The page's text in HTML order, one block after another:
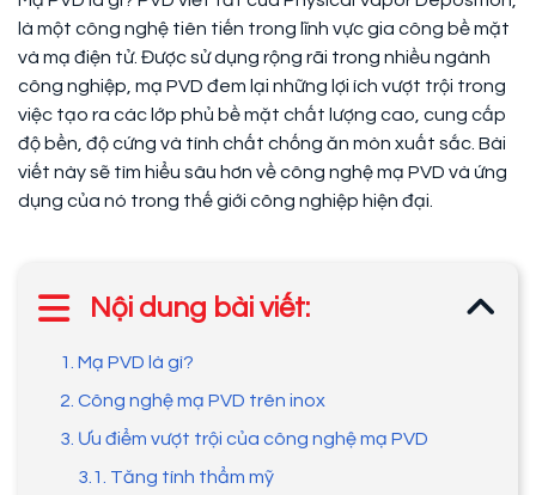
là một công nghệ tiên tiến trong lĩnh vực gia công bề mặt
và mạ điện tử. Được sử dụng rộng rãi trong nhiều ngành
công nghiệp, mạ PVD đem lại những lợi ích vượt trội trong
việc tạo ra các lớp phủ bề mặt chất lượng cao, cung cấp
độ bền, độ cứng và tính chất chống ăn mòn xuất sắc. Bài
viết này sẽ tìm hiểu sâu hơn về công nghệ mạ PVD và ứng
dụng của nó trong thế giới công nghiệp hiện đại.
Nội dung bài viết:
1. Mạ PVD là gì?
2. Công nghệ mạ PVD trên inox
3. Ưu điểm vượt trội của công nghệ mạ PVD
3.1. Tăng tính thẩm mỹ